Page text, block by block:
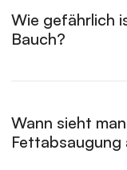
Wie gefährlich
Bauch?
Wann sieht
Fettabsaugung